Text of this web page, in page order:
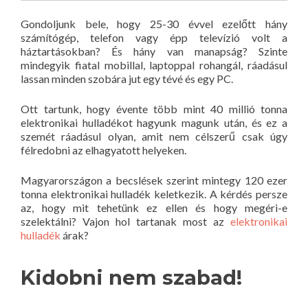
Gondoljunk bele, hogy 25-30 évvel ezelőtt hány
számítógép, telefon vagy épp televízió volt a
háztartásokban? És hány van manapság? Szinte
mindegyik fiatal mobillal, laptoppal rohangál, ráadásul
lassan minden szobára jut egy tévé és egy PC.
Ott tartunk, hogy évente több mint 40 millió tonna
elektronikai hulladékot hagyunk magunk után, és ez a
szemét ráadásul olyan, amit nem célszerű csak úgy
félredobni az elhagyatott helyeken.
Magyarországon a becslések szerint mintegy 120 ezer
tonna elektronikai hulladék keletkezik. A kérdés persze
az, hogy mit tehetünk ez ellen és hogy megéri-e
szelektálni? Vajon hol tartanak most az elektronikai
hulladék árak?
Kidobni nem szabad!